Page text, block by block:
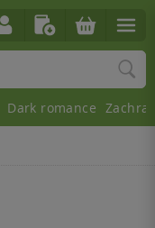
Dark romance